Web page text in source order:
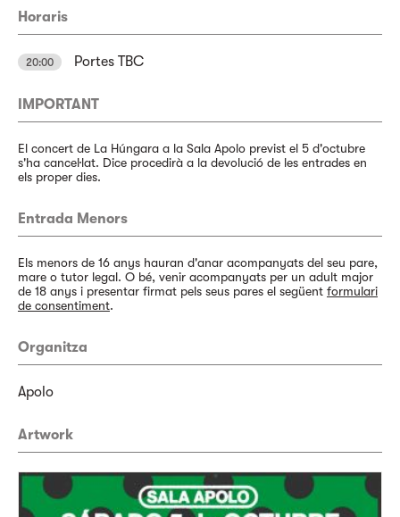
Horaris
20:00 Portes TBC
IMPORTANT
El concert de La Húngara a la Sala Apolo previst el 5 d'octubre
s'ha cancel·lat. Dice procedirà a la devolució de les entrades en
els proper dies.
Entrada Menors
Els menors de 16 anys hauran d'anar acompanyats del seu pare,
mare o tutor legal. O bé, venir acompanyats per un adult major
de 18 anys i presentar firmat pels seus pares el següent formulari
de consentiment.
Organitza
Apolo
Artwork